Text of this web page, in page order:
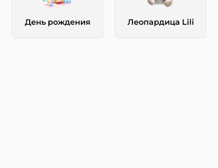
День рождения Леопардица Lili